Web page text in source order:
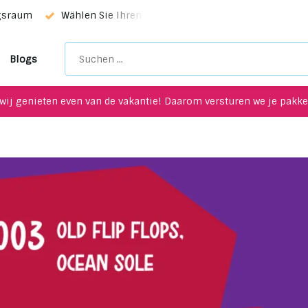
Einzigartige Upcycling-Artikel für Ihre
Blogs
genieten even van de vakantie! Daarom versturen we je